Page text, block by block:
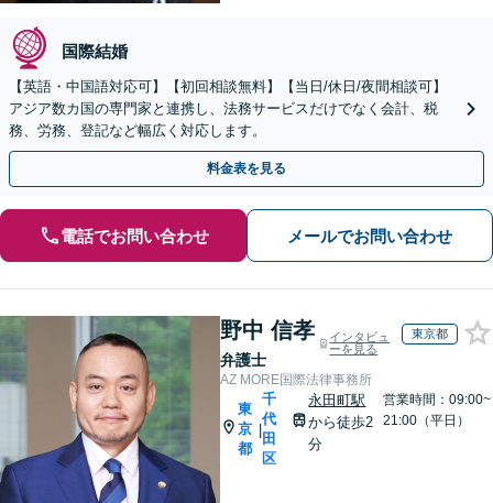
国際結婚
【英語・中国語対応可】【初回相談無料】【当日/休日/夜間相談可】
アジア数カ国の専門家と連携し、法務サービスだけでなく会計、税
務、労務、登記など幅広く対応します。
料金表を見る
電話でお問い合わせ メールでお問い合わせ
野中 信孝
弁護士
インタビュ
ーを見る
東京都
AZ MORE国際法律事務所
東
京
都
|
千
代
田
区
永田町駅
から徒歩2
分
営業時間：09:00~
21:00（平日）